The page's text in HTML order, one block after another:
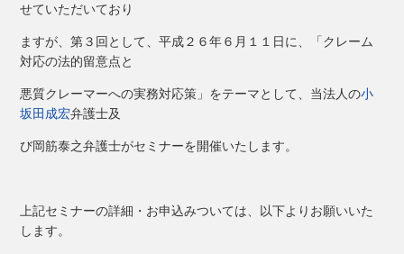
せていただいており
ますが、第３回として、平成２６年６月１１日に、「クレーム
対応の法的留意点と
悪質クレーマーへの実務対応策」をテーマとして、当法人の小
坂田成宏弁護士及
び岡筋泰之弁護士がセミナーを開催いたします。
上記セミナーの詳細・お申込みついては、以下よりお願いいた
します。